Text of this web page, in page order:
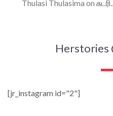
Thulasi Thulasima on
Herstories
[jr_instagram id="2"]